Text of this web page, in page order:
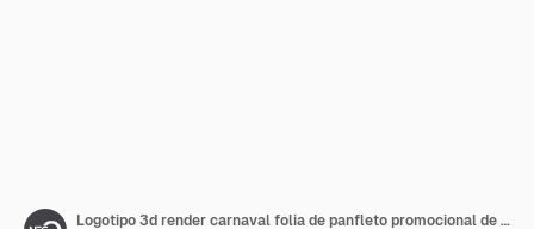
Logotipo 3d render carnaval folia de panfleto promocional de preços baixos brasil